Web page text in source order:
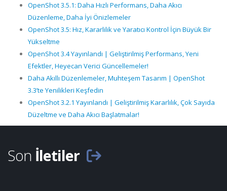
OpenShot 3.5.1: Daha Hızlı Performans, Daha Akıcı
Düzenleme, Daha İyi Önizlemeler
OpenShot 3.5: Hız, Kararlılık ve Yaratıcı Kontrol İçin Büyük Bir
Yükseltme
OpenShot 3.4 Yayınlandı | Geliştirilmiş Performans, Yeni
Efektler, Heyecan Verici Güncellemeler!
Daha Akıllı Düzenlemeler, Muhteşem Tasarım | OpenShot
3.3’te Yenilikleri Keşfedin
OpenShot 3.2.1 Yayınlandı | Geliştirilmiş Kararlılık, Çok Sayıda
Düzeltme ve Daha Akıcı Başlatmalar!
Son İletiler